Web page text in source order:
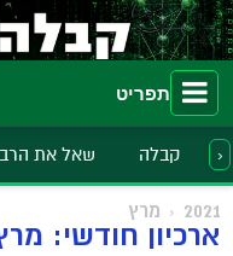
תפריט
קבלה שאל את הרב ›
2021 מרץ
ארכיון חודשי: מרץ